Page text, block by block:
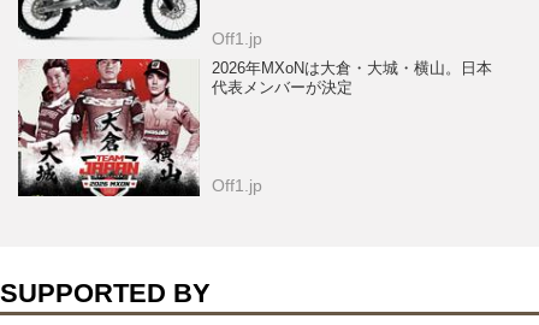
Off1.jp
2026年MXoNは大倉・大城・横山。日本
代表メンバーが決定
Off1.jp
SUPPORTED BY